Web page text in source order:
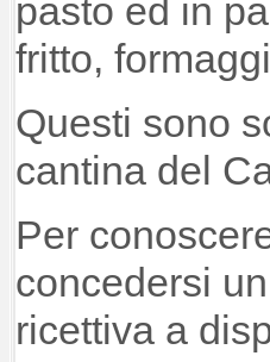
pasto ed in
fritto,
Questi sono
cantina del
Per
concedersi
ricettiva a